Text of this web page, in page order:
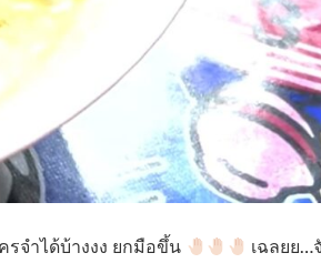
รจำได้บ้างงง ยกมือขึ้น
เฉลยย